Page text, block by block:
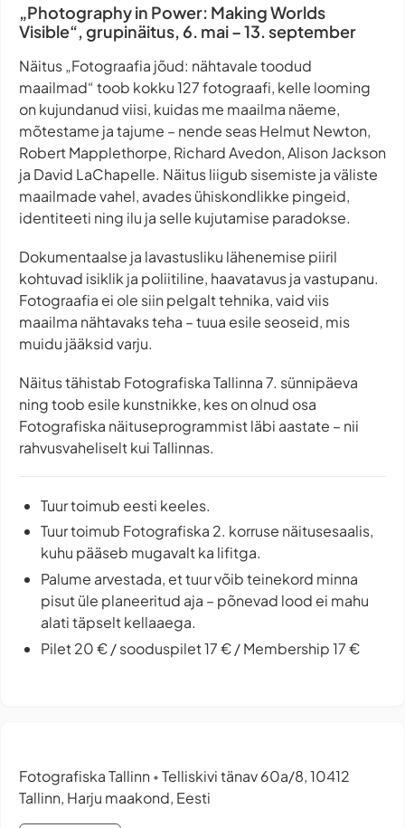
„Photography in Power: Making Worlds
Visible“, grupinäitus, 6. mai – 13. september
Näitus „Fotograafia jõud: nähtavale toodud
maailmad“ toob kokku 127 fotograafi, kelle looming
on kujundanud viisi, kuidas me maailma näeme,
mõtestame ja tajume – nende seas Helmut Newton,
Robert Mapplethorpe, Richard Avedon, Alison Jackson
ja David LaChapelle. Näitus liigub sisemiste ja väliste
maailmade vahel, avades ühiskondlikke pingeid,
identiteeti ning ilu ja selle kujutamise paradokse.
Dokumentaalse ja lavastusliku lähenemise piiril
kohtuvad isiklik ja poliitiline, haavatavus ja vastupanu.
Fotograafia ei ole siin pelgalt tehnika, vaid viis
maailma nähtavaks teha – tuua esile seoseid, mis
muidu jääksid varju.
Näitus tähistab Fotografiska Tallinna 7. sünnipäeva
ning toob esile kunstnikke, kes on olnud osa
Fotografiska näituseprogrammist läbi aastate – nii
rahvusvaheliselt kui Tallinnas.
Tuur toimub eesti keeles.
Tuur toimub Fotografiska 2. korruse näitusesaalis,
kuhu pääseb mugavalt ka lifitga.
Palume arvestada, et tuur võib teinekord minna
pisut üle planeeritud aja – põnevad lood ei mahu
alati täpselt kellaaega.
Pilet 20 € / sooduspilet 17 € / Membership 17 €
Fotografiska Tallinn • Telliskivi tänav 60a/8, 10412
Tallinn, Harju maakond, Eesti